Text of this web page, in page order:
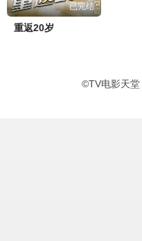
已完结
重返20岁
©TV电影天堂